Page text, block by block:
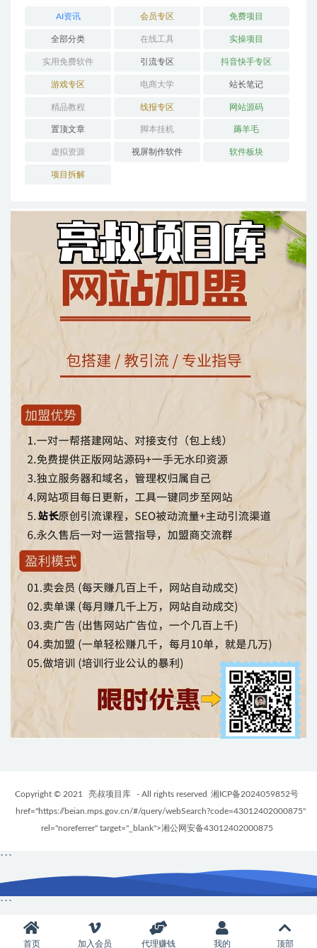
AI资讯 会员专区 免费项目
全部分类 在线工具 实操项目
实用免费软件 引流专区 抖音快手专区
游戏专区 电商大学 站长笔记
精品教程 线报专区 网站源码
置顶文章 脚本挂机 薅羊毛
虚拟资源 视屏制作软件 软件板块
项目拆解
Copyright © 2021 亮叔项目库 - All rights reserved 湘ICP备2024059852号
href="https://beian.mps.gov.cn/#/query/webSearch?code=43012402000875"
rel="noreferrer" target="_blank">湘公网安备43012402000875
首页 加入会员 代理赚钱 我的 顶部
```
```